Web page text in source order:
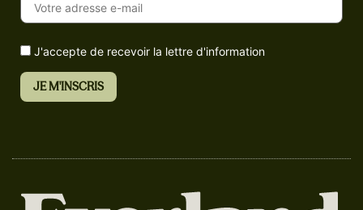
J'accepte de recevoir la lettre d'information